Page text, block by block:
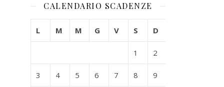
CALENDARIO SCADENZE
L M M G V S D
1 2
3 4 5 6 7 8 9